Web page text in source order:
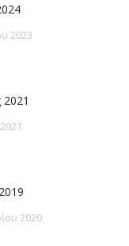
2023
2021
2020